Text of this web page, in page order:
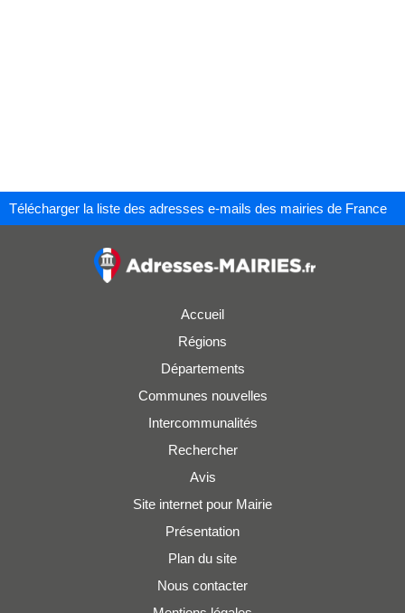
Télécharger la liste des adresses e-mails des mairies de France
Accueil
Régions
Départements
Communes nouvelles
Intercommunalités
Rechercher
Avis
Site internet pour Mairie
Présentation
Plan du site
Nous contacter